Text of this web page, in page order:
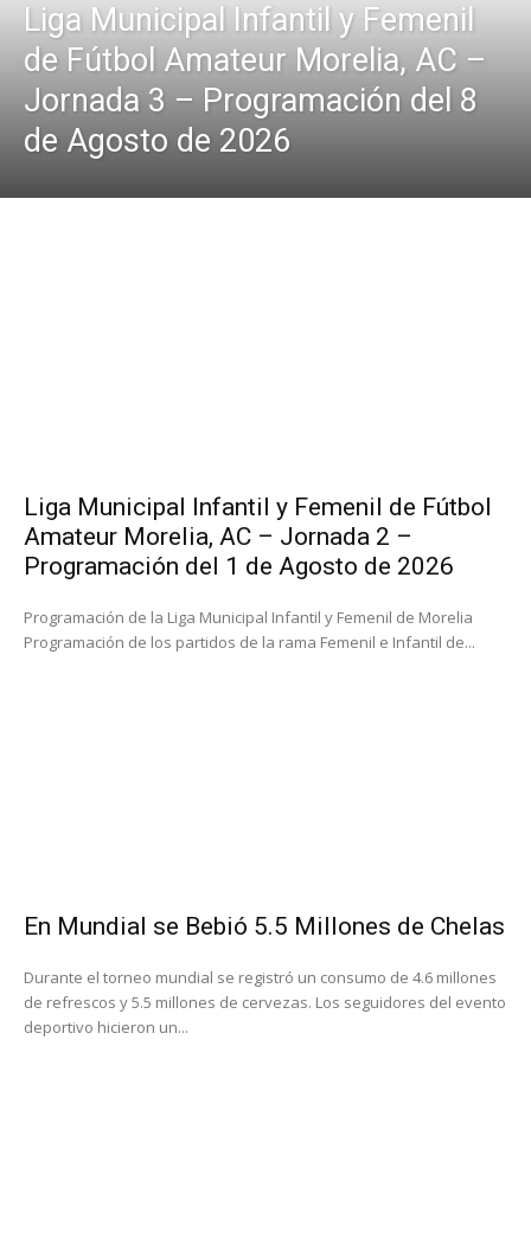
Liga Municipal Infantil y Femenil
de Fútbol Amateur Morelia, AC –
Jornada 3 – Programación del 8
de Agosto de 2026
Liga Municipal Infantil y Femenil de Fútbol
Amateur Morelia, AC – Jornada 2 –
Programación del 1 de Agosto de 2026
Programación de la Liga Municipal Infantil y Femenil de Morelia
Programación de los partidos de la rama Femenil e Infantil de...
En Mundial se Bebió 5.5 Millones de Chelas
Durante el torneo mundial se registró un consumo de 4.6 millones
de refrescos y 5.5 millones de cervezas. Los seguidores del evento
deportivo hicieron un...